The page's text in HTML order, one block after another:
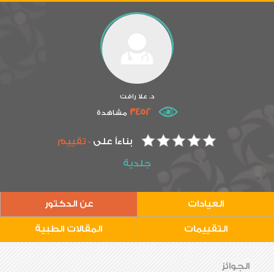
د. علا رافت
3452 مشاهدة
بناءاً على0 تقييم
جلدية
العيادات عن الدكتور
التقييمات المقالات الطبية
الجوائز